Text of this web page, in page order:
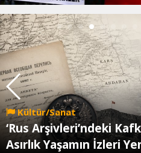
Kültür/Sanat
‘Rus Arşivleri’ndeki
Asırlık Yaşamın İzleri